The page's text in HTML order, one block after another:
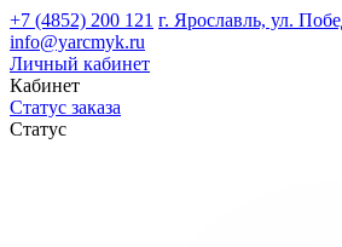
+7 (4852) 200 121 г. Ярославль, ул.
info@yarcmyk.ru
Личный кабинет
Кабинет
Статус заказа
Статус